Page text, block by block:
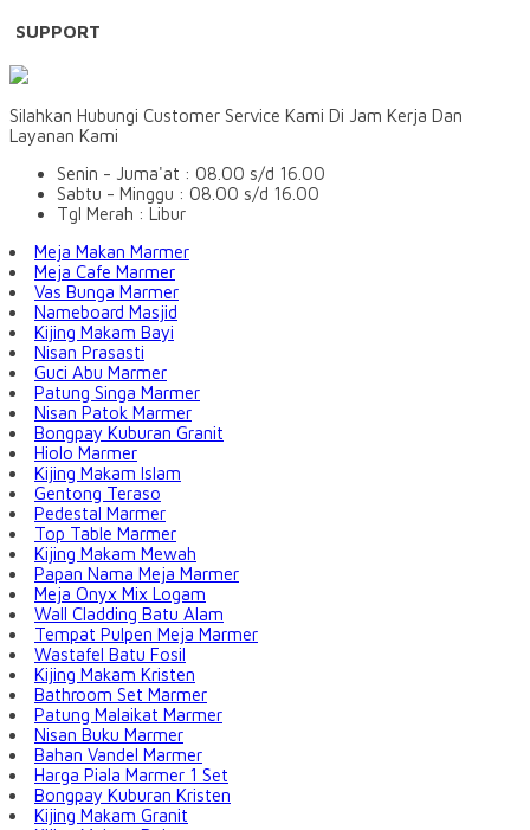
SUPPORT
Silahkan Hubungi Customer Service Kami Di Jam Kerja Dan
Layanan Kami
Senin - Juma'at : 08.00 s/d 16.00
Sabtu - Minggu : 08.00 s/d 16.00
Tgl Merah : Libur
Meja Makan Marmer
Meja Cafe Marmer
Vas Bunga Marmer
Nameboard Masjid
Kijing Makam Bayi
Nisan Prasasti
Guci Abu Marmer
Patung Singa Marmer
Nisan Patok Marmer
Bongpay Kuburan Granit
Hiolo Marmer
Kijing Makam Islam
Gentong Teraso
Pedestal Marmer
Top Table Marmer
Kijing Makam Mewah
Papan Nama Meja Marmer
Meja Onyx Mix Logam
Wall Cladding Batu Alam
Tempat Pulpen Meja Marmer
Wastafel Batu Fosil
Kijing Makam Kristen
Bathroom Set Marmer
Patung Malaikat Marmer
Nisan Buku Marmer
Bahan Vandel Marmer
Harga Piala Marmer 1 Set
Bongpay Kuburan Kristen
Kijing Makam Granit